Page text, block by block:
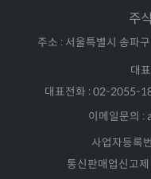
주
주소 : 서울특별시 송파
대
대표전화 : 02-2055-
이메일문의
사업자등록
통신판매업신고